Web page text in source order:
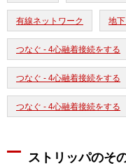
有線ネットワーク 地
つなぐ - 4心融着接続をする
つなぐ - 4心融着接続をする
つなぐ - 4心融着接続をする
ストリッパのそ